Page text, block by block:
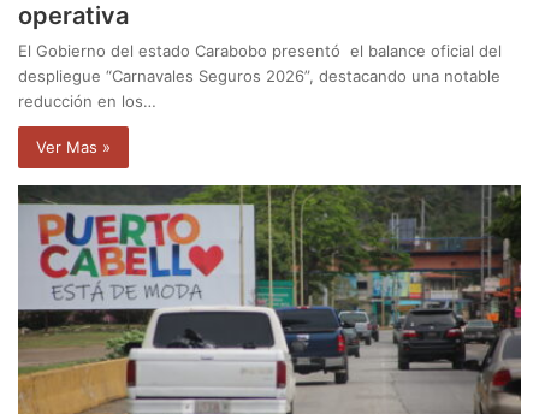
operativa
El Gobierno del estado Carabobo presentó el balance oficial del
despliegue “Carnavales Seguros 2026”, destacando una notable
reducción en los…
Ver Mas »